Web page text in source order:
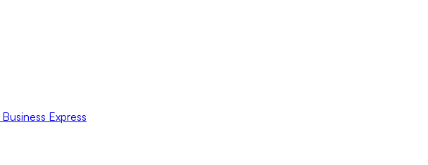
Business Express